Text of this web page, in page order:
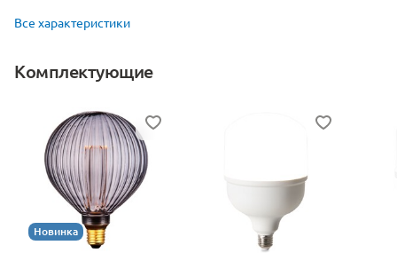
Все характеристики
Комплектующие
Новинка